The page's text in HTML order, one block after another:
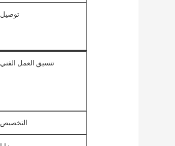
توصيل
تنسيق العمل الفني
التخصيص